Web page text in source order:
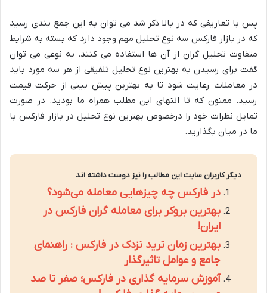
پس با تعاریفی که در بالا ذکر شد می توان به این جمع بندی رسید
که در بازار فارکس سه نوع تحلیل مهم وجود دارد که بسته به شرایط
متفاوت تحلیل گران از آن ها استفاده می کنند. به نوعی می توان
گفت برای رسیدن به بهترین نوع تحلیل تلفیقی از هر سه مورد باید
در معاملات رعایت شود تا به بهترین پیش بینی از حرکت قیمت
رسید. ممنون که تا انتهای این مطلب همراه ما بودید. در صورت
تمایل نظرات خود را درخصوص بهترین نوع تحلیل در بازار فارکس با
ما در میان بگذارید.
دیگر کاربران سایت این مطالب را نیز دوست داشته اند
در فارکس چه چیزهایی معامله می‌شود؟
بهترین بروکر برای معامله گران فارکس در
ایران!
بهترین زمان ترید نزدک در فارکس : راهنمای
جامع و عوامل تاثیرگذار
آموزش سرمایه گذاری در فارکس؛ صفر تا صد